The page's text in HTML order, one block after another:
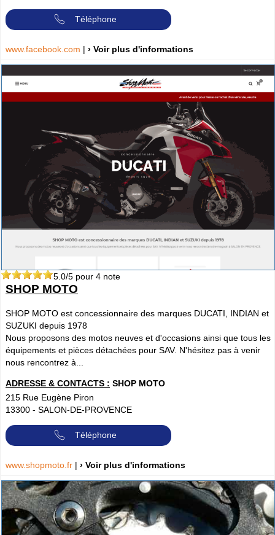
Téléphone
www.facebook.com | › Voir plus d'informations
5.0/5 pour 4 note
SHOP MOTO
SHOP MOTO est concessionnaire des marques DUCATI, INDIAN et
SUZUKI depuis 1978
Nous proposons des motos neuves et d'occasions ainsi que tous les
équipements et pièces détachées pour SAV. N'hésitez pas à venir
nous rencontrez à...
ADRESSE & CONTACTS : SHOP MOTO
215 Rue Eugène Piron
13300 - SALON-DE-PROVENCE
Téléphone
www.shopmoto.fr | › Voir plus d'informations